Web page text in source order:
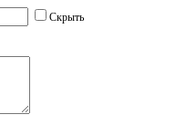
Скрыть